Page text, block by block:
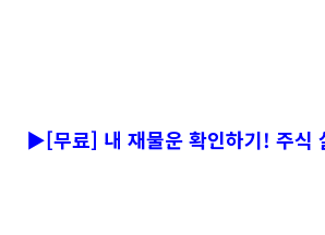
▶[무료] 내 재물운 확인하기! 주식